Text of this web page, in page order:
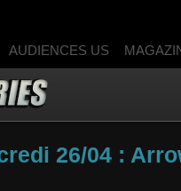
AUDIENCES US
26/04 :